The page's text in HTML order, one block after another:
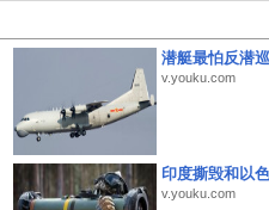
潜艇最怕反潜
v.youku.com
印度撕毁和以
v.youku.com